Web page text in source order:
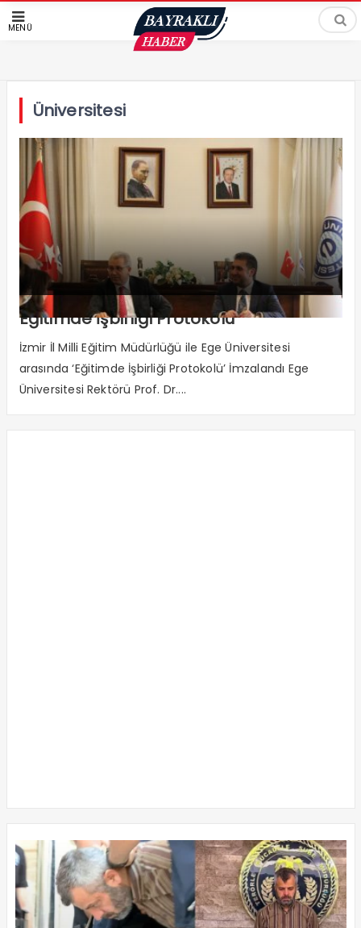
MENÜ
Üniversitesi
Eğitimde İşbirliği Protokolü
İzmir İl Milli Eğitim Müdürlüğü ile Ege Üniversitesi
arasında ‘Eğitimde İşbirliği Protokolü’ İmzalandı Ege
Üniversitesi Rektörü Prof. Dr....